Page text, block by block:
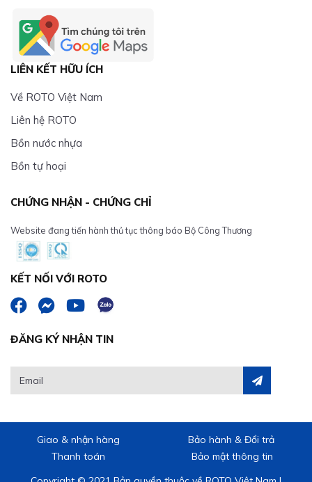
LIÊN KẾT HỮU ÍCH
Về ROTO Việt Nam
Liên hệ ROTO
Bồn nước nhựa
Bồn tự hoại
CHỨNG NHẬN - CHỨNG CHỈ
Website đang tiến hành thủ tục thông báo Bộ Công Thương
KẾT NỐI VỚI ROTO
ĐĂNG KÝ NHẬN TIN
Giao & nhận hàng
Bảo hành & Đổi trả
Thanh toán
Bảo mật thông tin